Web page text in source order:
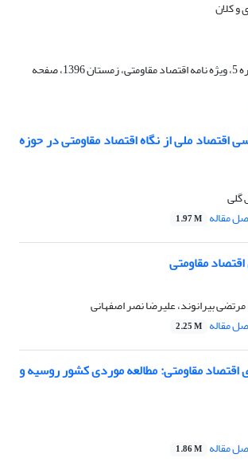
دوره 5، ویژه نامه اقتصاد مقاومتی، زمستان 1396، صفحه
ملی از نگاه اقتصاد مقاومتی در حوزه
گلی
مقاله 1.97 M
مقاومتی
بیرانوند، علیرضا نصر اصفهانی
مقاله 2.25 M
اقتصاد مقاومتی: مطالعه موردی کشور روسیه و
مقاله 1.86 M